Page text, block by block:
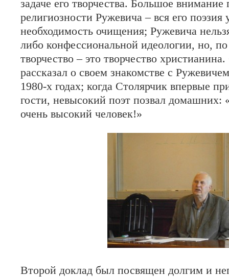
задаче его творчества. Большое
религиозности Ружевича – вся его поэзия
необходимость очищения; Ружевича
либо конфессиональной идеологии, но,
творчество – это творчество
рассказал о своем знакомстве с
1980-х годах; когда Столярчик впервые
гости, невысокий поэт позвал
очень высокий человек!»
Второй доклад был посвящен долгим и